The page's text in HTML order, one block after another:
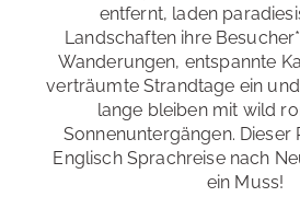
entfernt, laden
Landschaften ihre
Wanderungen, entspannte
verträumte Strandtage ein
lange bleiben mit wild
Sonnenuntergängen. Dieser
Englisch Sprachreise nach
ein Muss!
Nordrhein-Westfalen, Rheinland-
Saarland, Schleswig-Holstein,
Alle Sprachkurse
Studios & Apartments
ins klare, hellblaue Wasser. Um
verschiedenen Wanderrouten gut
regelmäßig bezahlbare
Fahrradtouren
Leihen Sie sich ein Fahrrad und